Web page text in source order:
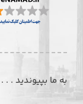
به ما بپیوندید . . .